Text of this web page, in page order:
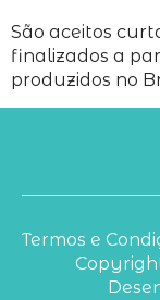
São aceitos
finalizados a
produzidos no
Termos e